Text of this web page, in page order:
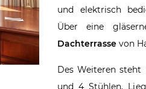
und elektrisch
Über eine
Dachterrasse von
Des Weiteren steht
und 4 Stühlen,